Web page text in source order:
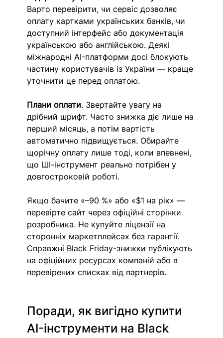
Варто перевірити, чи сервіс дозволяє
оплату картками українських банків, чи
доступний інтерфейс або документація
українською або англійською. Деякі
міжнародні AI-платформи досі блокують
частину користувачів із України — краще
уточнити це перед оплатою.
Плани оплати. Звертайте увагу на
дрібний шрифт. Часто знижка діє лише на
перший місяць, а потім вартість
автоматично підвищується. Обирайте
щорічну оплату лише тоді, коли впевнені,
що ШІ-інструмент реально потрібен у
довгостроковій роботі.
Якщо бачите «–90 %» або «$1 на рік» —
перевірте сайт через офіційні сторінки
розробника. Не купуйте ліцензії на
сторонніх маркетплейсах без гарантії.
Справжні Black Friday-знижки публікують
на офіційних ресурсах компаній або в
перевірених списках від партнерів.
Поради, як вигідно купити
AI-інструменти на Black